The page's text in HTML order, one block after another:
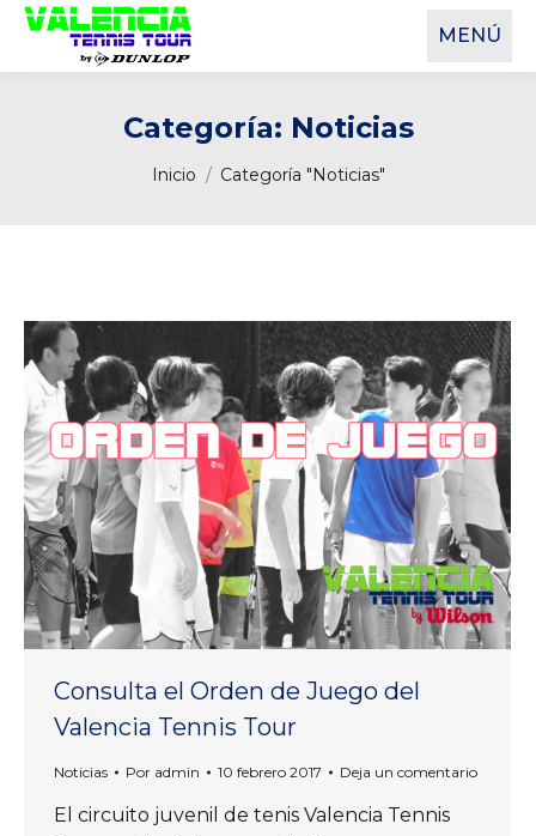
MENÚ
Categoría: Noticias
Estás aquí:
Inicio Categoría "Noticias"
Consulta el Orden de Juego del
Valencia Tennis Tour
Noticias Por admin 10 febrero 2017 Deja un comentario
El circuito juvenil de tenis Valencia Tennis